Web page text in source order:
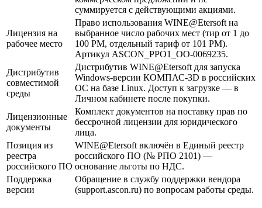
суммируется с действующими акциями.
Лицензия на
рабочее место
Право использования WINE@Etersoft на
выбранное число рабочих мест (тир от 1 до
100 РМ, отдельный тариф от 101 РМ).
Артикул ASCON_PPO1_ОО-0069235.
Дистрибутив
совместимой
среды
Дистрибутив WINE@Etersoft для запуска
Windows-версии КОМПАС-3D в российских
ОС на базе Linux. Доступ к загрузке — в
Личном кабинете после покупки.
Лицензионные
документы
Комплект документов на поставку прав по
бессрочной лицензии для юридического
лица.
Позиция из
реестра
российского ПО
WINE@Etersoft включён в Единый реестр
российского ПО (№ РПО 2101) —
основание льготы по НДС.
Поддержка
версии
Обращение в службу поддержки вендора
(support.ascon.ru) по вопросам работы среды.